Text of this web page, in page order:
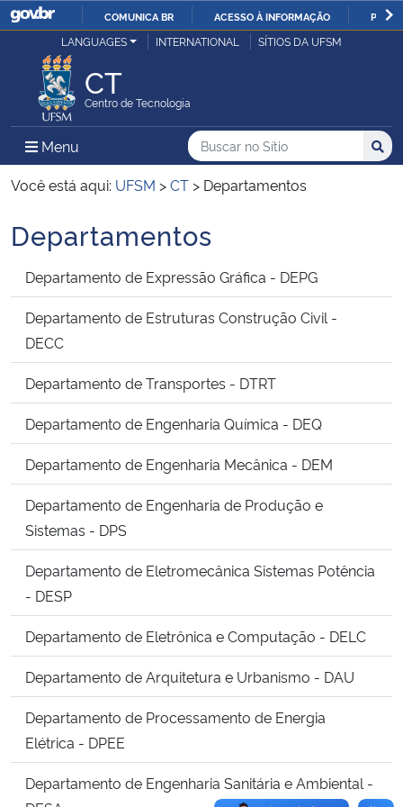
IR
COMUNICA BR ACESSO À INFORMAÇÃO
Ministério da Justiça e Segurança Pública
Ministério da Defesa
Ministério das Relações Exteriores
Ministério da Economia
Ministério da Infraestrutura
Ministério da Agricultura, Pecuária e Abastecimento
Ministério da Cidadania
Ministério da Saúde
Ministério de Minas e Energia
Ministério do Turismo
Controladoria-Geral da União
Ministério da Mulher, da Família e dos Direitos Humanos
LANGUAGES INTERNATIONAL SÍTIOS DA UFSM
CT
Centro de Tecnologia
Menu Menu Principal do Sítio
Busca
Buscar no no Sítio
Busca:
Você está aqui: UFSM >CT > Departamentos
Departamentos
Departamento de Expressão Gráfica - DEPG
Departamento de Estruturas Construção Civil -
DECC
Departamento de Transportes - DTRT
Departamento de Engenharia Química - DEQ
Departamento de Engenharia Mecânica - DEM
Departamento de Engenharia de Produção e
Sistemas - DPS
Departamento de Eletromecânica Sistemas Potência
- DESP
Departamento de Eletrônica e Computação - DELC
Departamento de Arquitetura e Urbanismo - DAU
Departamento de Processamento de Energia
Elétrica - DPEE
Departamento de Engenharia Sanitária e Ambiental -